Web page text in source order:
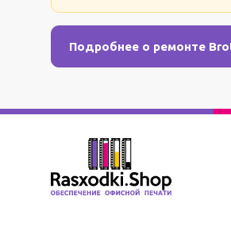
Подробнее о ремонте